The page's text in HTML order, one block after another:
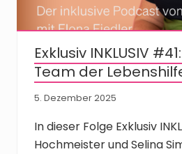
Exklusiv INKLUSIV
Team der
5. Dezember 2025
In dieser Folge Exklusiv
Hochmeister und Selina